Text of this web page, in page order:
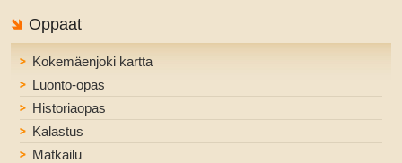
Oppaat
Kokemäenjoki kartta
Luonto-opas
Historiaopas
Kalastus
Matkailu